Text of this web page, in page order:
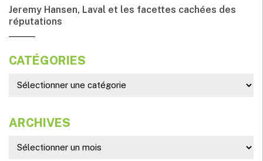
Jeremy Hansen, Laval et les facettes cachées des
réputations
CATÉGORIES
ARCHIVES